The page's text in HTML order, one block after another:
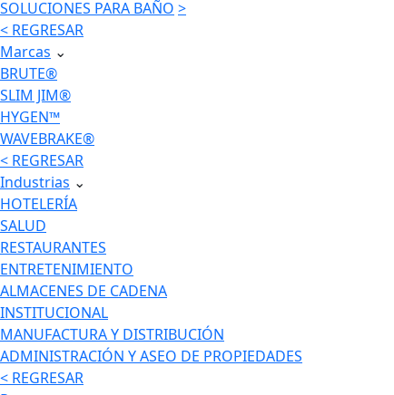
SOLUCIONES PARA BAÑO >
< REGRESAR
Marcas ⌄
BRUTE®
SLIM JIM®
HYGEN™
WAVEBRAKE®
< REGRESAR
Industrias ⌄
HOTELERÍA
SALUD
RESTAURANTES
ENTRETENIMIENTO
ALMACENES DE CADENA
INSTITUCIONAL
MANUFACTURA Y DISTRIBUCIÓN
ADMINISTRACIÓN Y ASEO DE PROPIEDADES
< REGRESAR